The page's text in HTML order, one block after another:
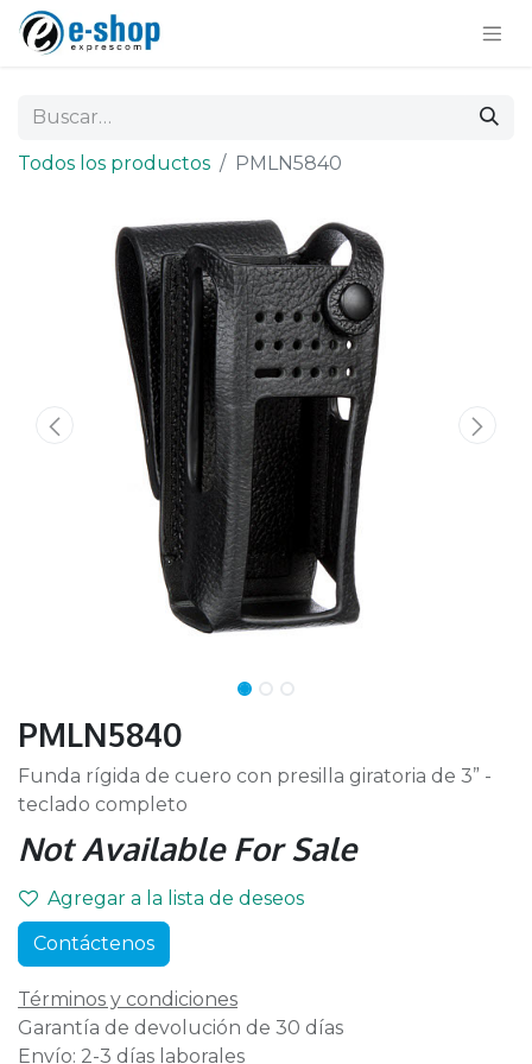
Todos los productos PMLN5840
PMLN5840
Funda rígida de cuero con presilla giratoria de 3” -
teclado completo
Not Available For Sale
Agregar a la lista de deseos
Contáctenos
Términos y condiciones
Garantía de devolución de 30 días
Envío: 2-3 días laborales